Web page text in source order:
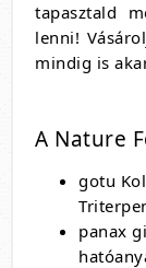
tapasztald
lenni!
mindig is
A Nature
gotu
panax